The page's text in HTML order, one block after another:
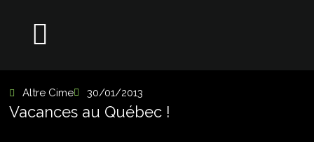
Altre Cime 30/01/2013
Vacances au Québec !